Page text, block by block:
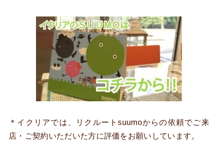
＊イクリアでは、リクルートsuumoからの依頼でご来
店・ご契約いただいた方に評価をお願いしています。